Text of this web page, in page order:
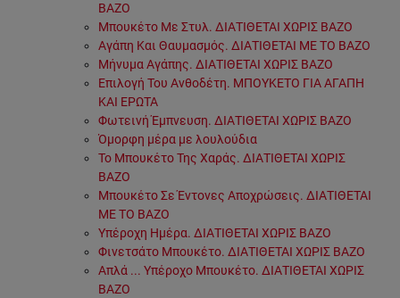
ΒΑΖΟ
Μπουκέτο Με Στυλ. ΔΙΑΤΙΘΕΤΑΙ ΧΩΡΙΣ ΒΑΖΟ
Αγάπη Και Θαυμασμός. ΔΙΑΤΙΘΕΤΑΙ ΜΕ ΤΟ ΒΑΖΟ
Μήνυμα Αγάπης. ΔΙΑΤΙΘΕΤΑΙ ΧΩΡΙΣ ΒΑΖΟ
Επιλογή Του Ανθοδέτη. ΜΠΟΥΚΕΤΟ ΓΙΑ ΑΓΑΠΗ
ΚΑΙ ΕΡΩΤΑ
Φωτεινή Έμπνευση. ΔΙΑΤΙΘΕΤΑΙ ΧΩΡΙΣ ΒΑΖΟ
Όμορφη μέρα με λουλούδια
Το Μπουκέτο Της Χαράς. ΔΙΑΤΙΘΕΤΑΙ ΧΩΡΙΣ
ΒΑΖΟ
Μπουκέτο Σε Έντονες Αποχρώσεις. ΔΙΑΤΙΘΕΤΑΙ
ΜΕ ΤΟ ΒΑΖΟ
Υπέροχη Ημέρα. ΔΙΑΤΙΘΕΤΑΙ ΧΩΡΙΣ ΒΑΖΟ
Φινετσάτο Μπουκέτο. ΔΙΑΤΙΘΕΤΑΙ ΧΩΡΙΣ ΒΑΖΟ
Απλά ... Υπέροχο Μπουκέτο. ΔΙΑΤΙΘΕΤΑΙ ΧΩΡΙΣ
ΒΑΖΟ